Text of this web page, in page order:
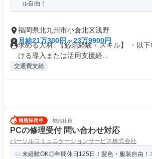
ル自由！
福岡県北九州市小倉北区浅野
月給21万300円～23万9900円
求める人材: 【必須経験・スキル】 ・以
ける導入または活用支援経...
交通費支給
契約社員
PCの修理受付 問い合わせ対応
パーソルコミュニケーションサービス株式会社
未経験OK◎年間休日125日！髪色・服装自由！